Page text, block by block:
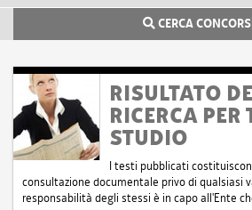
CERCA
RISULTATO
RICERCA
STUDIO
I testi pubblicati
consultazione documentale privo di qualsiasi
responsabilità degli stessi è in capo all'Ente